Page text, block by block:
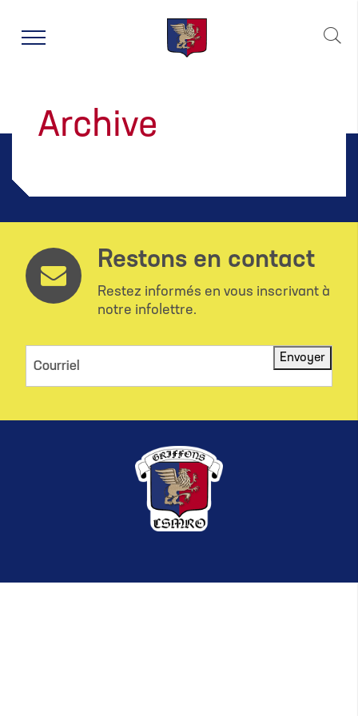
{dataLayer.push(arguments);} gtag('js', new Date());
gtag('config', 'UA-143753676-1');
Archive
Restons en contact
Restez informés en vous inscrivant à
notre infolettre.
Courriel
Envoyer